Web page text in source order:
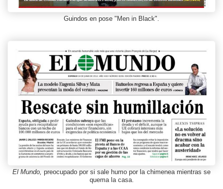
Guindos en pose "Men in Black".
El Mundo, preocupado por si sale humo por la chimenea mientras se
quema la casa.